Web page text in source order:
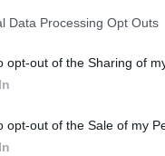
Data Processing Opt Outs
opt-out of the Sharing of
opt-out of the Sale of my
(Cefic) και
χρυσού» για